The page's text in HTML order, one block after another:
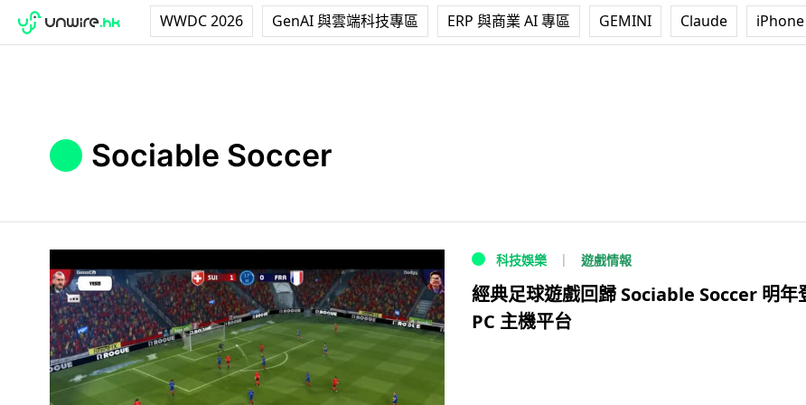
WWDC 2026 GenAI 與雲端科技專區 ERP 與商業 AI 專區 GEMINI Claude
Sociable Soccer
科技娛樂 遊戲情報
經典足球遊戲回歸 Sociable Soccer 明年
PC 主機平台